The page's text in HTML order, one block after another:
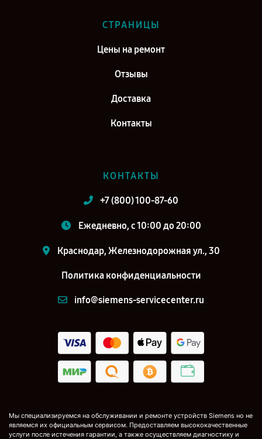
СТРАНИЦЫ
Цены на ремонт
Отзывы
Доставка
Контакты
КОНТАКТЫ
+7 (800) 100-87-60
Ежедневно, с 10:00 до 20:00
Краснодар, Железнодорожная ул., 30
Политика конфиденциальности
info@siemens-servicecenter.ru
Мы специализируемся на обслуживании и ремонте устройств Siemens но не
являемся их официальным сервисом. Предоставляем высококачественные
услуги после истечения гарантии, а также осуществляем диагностику и